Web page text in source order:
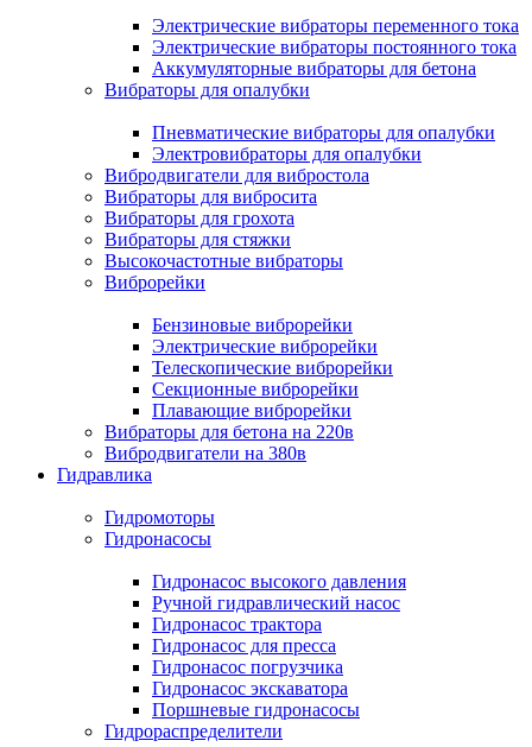
Электрические вибраторы переменного тока
Электрические вибраторы постоянного тока
Аккумуляторные вибраторы для бетона
Вибраторы для опалубки
Пневматические вибраторы для опалубки
Электровибраторы для опалубки
Вибродвигатели для вибростола
Вибраторы для вибросита
Вибраторы для грохота
Вибраторы для стяжки
Высокочастотные вибраторы
Виброрейки
Бензиновые виброрейки
Электрические виброрейки
Телескопические виброрейки
Секционные виброрейки
Плавающие виброрейки
Вибраторы для бетона на 220в
Вибродвигатели на 380в
Гидравлика
Гидромоторы
Гидронасосы
Гидронасос высокого давления
Ручной гидравлический насос
Гидронасос трактора
Гидронасос для пресса
Гидронасос погрузчика
Гидронасос экскаватора
Поршневые гидронасосы
Гидрораспределители